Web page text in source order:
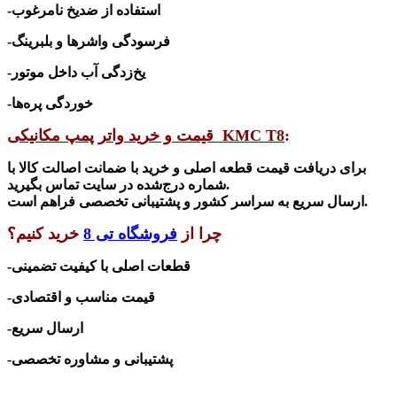
-استفاده از ضدیخ نامرغوب
-فرسودگی واشرها و بلبرینگ
-یخ‌زدگی آب داخل موتور
-خوردگی پره‌ها
KMC T8:
برای دریافت قیمت قطعه اصلی و خرید با ضمانت اصالت کالا با
شماره درج‌شده در سایت تماس بگیرید.
ارسال سریع به سراسر کشور و پشتیبانی تخصصی فراهم است .
چرا از فروشگاه تی 8 خرید کنیم؟
-قطعات اصلی با کیفیت تضمینی
-قیمت مناسب و اقتصادی
-ارسال سریع
-پشتیبانی و مشاوره تخصصی